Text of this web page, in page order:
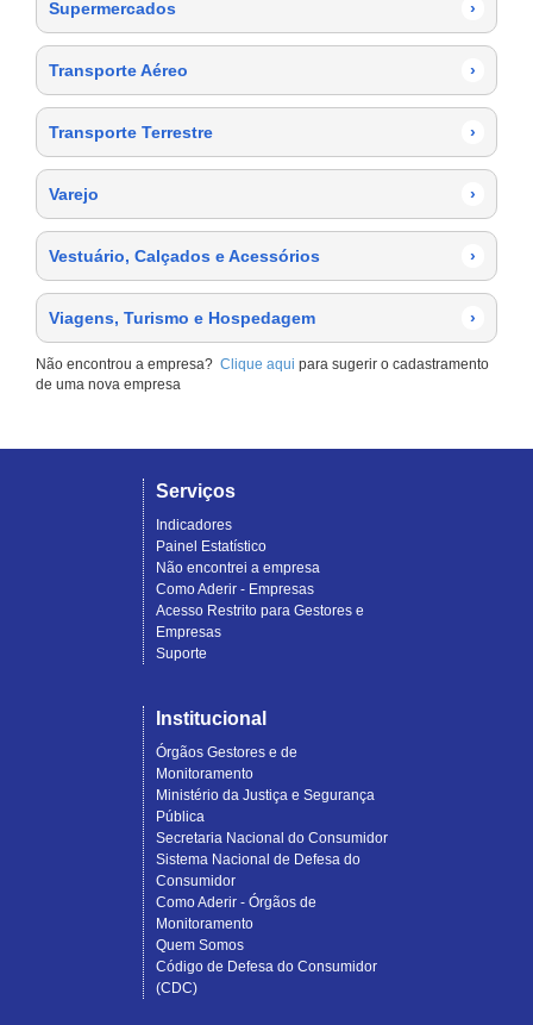
Supermercados ›
Transporte Aéreo ›
Transporte Terrestre ›
Varejo ›
Vestuário, Calçados e Acessórios ›
Viagens, Turismo e Hospedagem ›
Não encontrou a empresa? Clique aqui para sugerir o cadastramento
de uma nova empresa
Serviços
Indicadores
Painel Estatístico
Não encontrei a empresa
Como Aderir - Empresas
Acesso Restrito para Gestores e
Empresas
Suporte
Institucional
Órgãos Gestores e de
Monitoramento
Ministério da Justiça e Segurança
Pública
Secretaria Nacional do Consumidor
Sistema Nacional de Defesa do
Consumidor
Como Aderir - Órgãos de
Monitoramento
Quem Somos
Código de Defesa do Consumidor
(CDC)